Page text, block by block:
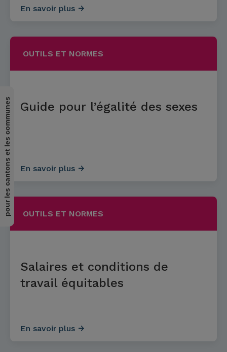
En savoir plus
OUTILS ET NORMES
Guide pour l’égalité des sexes
En savoir plus
OUTILS ET NORMES
Salaires et conditions de
travail équitables
En savoir plus
pour les cantons et les communes